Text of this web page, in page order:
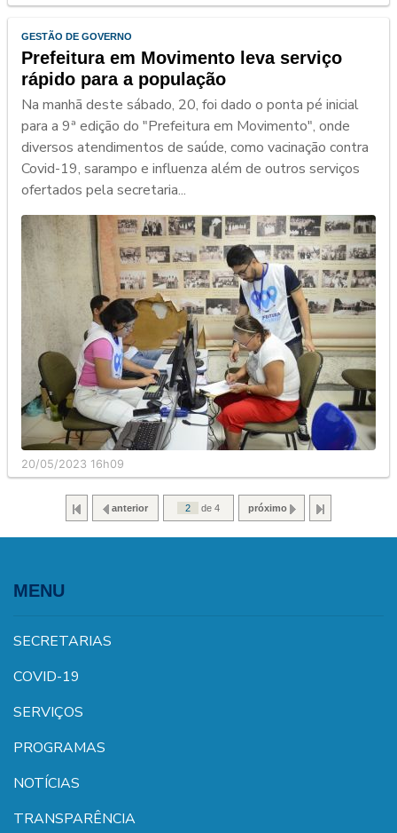
GESTÃO DE GOVERNO
Prefeitura em Movimento leva serviço
rápido para a população
Na manhã deste sábado, 20, foi dado o ponta pé inicial
para a 9ª edição do "Prefeitura em Movimento", onde
diversos atendimentos de saúde, como vacinação contra
Covid-19, sarampo e influenza além de outros serviços
ofertados pela secretaria...
20/05/2023 16h09
anterior de 4 próximo
MENU
SECRETARIAS
COVID-19
SERVIÇOS
PROGRAMAS
NOTÍCIAS
TRANSPARÊNCIA